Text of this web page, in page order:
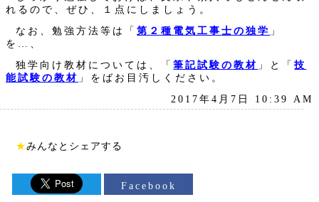
れるので、ぜひ、１点にしましょう。
なお、勉強方法等は「第２種電気工事士の独学 」
を…、
独学向け教材については、「筆記試験の教材 」と「技
能試験の教材 」をばお目汚しください。
2017年4月7日 10:39 AM
★みんなとシェアする
Facebook